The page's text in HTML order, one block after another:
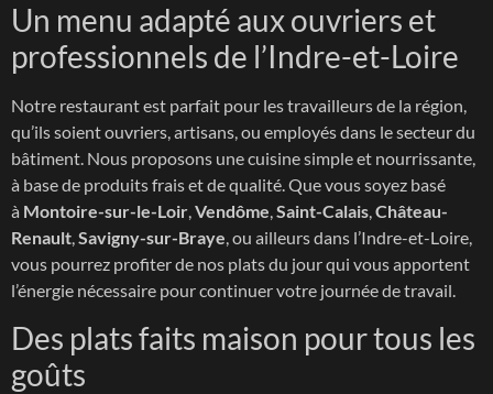
Un menu adapté aux ouvriers et
professionnels de l’Indre-et-Loire
Notre restaurant est parfait pour les travailleurs de la région,
qu’ils soient ouvriers, artisans, ou employés dans le secteur du
bâtiment. Nous proposons une cuisine simple et nourrissante,
à base de produits frais et de qualité. Que vous soyez basé
à Montoire-sur-le-Loir,Vendôme,Saint-Calais,Château-
Renault,Savigny-sur-Braye, ou ailleurs dans l’Indre-et-Loire,
vous pourrez profiter de nos plats du jour qui vous apportent
l’énergie nécessaire pour continuer votre journée de travail.
Des plats faits maison pour tous les
goûts